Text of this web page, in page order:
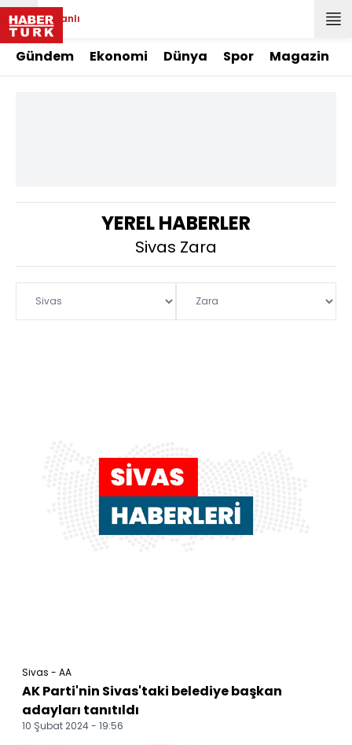
Canlı
Gündem Ekonomi Dünya Spor Magazin
YEREL HABERLER
Sivas Zara
Sivas - AA
AK Parti'nin Sivas'taki belediye başkan
adayları tanıtıldı
10 Şubat 2024 - 19:56